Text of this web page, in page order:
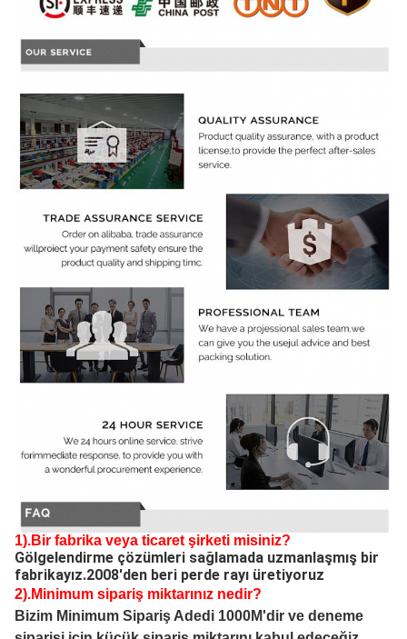
1).Bir fabrika veya ticaret şirketi misiniz?
Gölgelendirme çözümleri sağlamada uzmanlaşmış bir
fabrikayız.2008'den beri perde rayı üretiyoruz
2).Minimum sipariş miktarınız nedir?
Bizim Minimum Sipariş Adedi 1000M'dir ve deneme